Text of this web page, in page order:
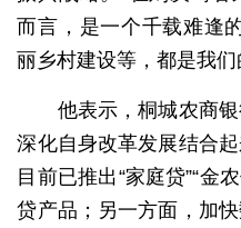
而言，是一个千载难逢
丽乡村建设等，都是我们
他表示，桐城农商银
深化自身改革发展结合
目前已推出“家庭贷”“金
贷产品；另一方面，加